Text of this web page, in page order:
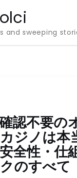
and sweeping
認不要の
ジノは本
全性・仕
のすべて